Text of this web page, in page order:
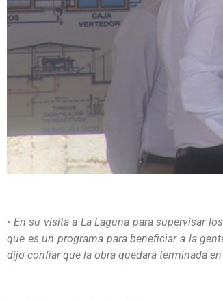
• En su visita a La Laguna para supervisar
que es un programa para beneficiar a la
dijo confiar que la obra quedará terminada